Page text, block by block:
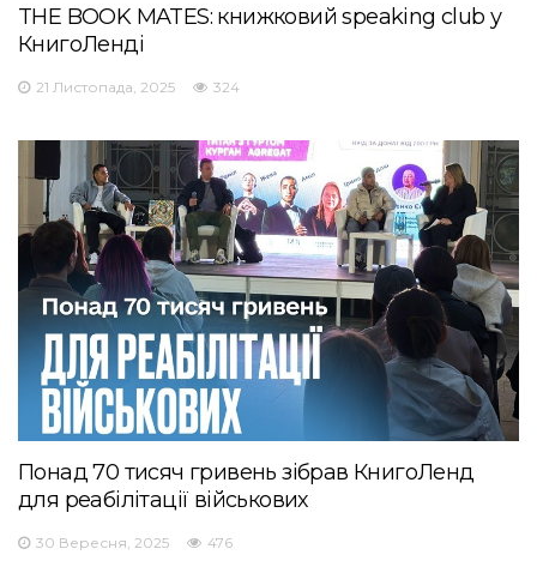
THE BOOK MATES: книжковий speaking club у
КнигоЛенді
21 Листопада, 2025 324
Понад 70 тисяч гривень зібрав КнигоЛенд
для реабілітації військових
30 Вересня, 2025 476